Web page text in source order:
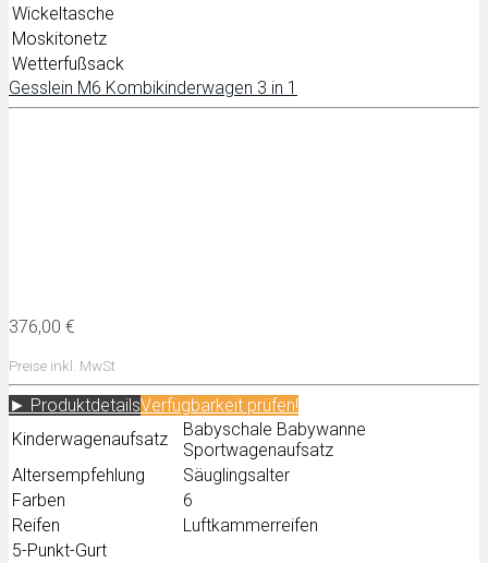
Wickeltasche
Moskitonetz
Wetterfußsack
Gesslein M6 Kombikinderwagen 3 in 1
376,00 €
Preise inkl. MwSt
► ProduktdetailsVerfügbarkeit prüfen!
Kinderwagenaufsatz
Babyschale Babywanne
Sportwagenaufsatz
Altersempfehlung
Säuglingsalter
Farben
6
Reifen
Luftkammerreifen
5-Punkt-Gurt